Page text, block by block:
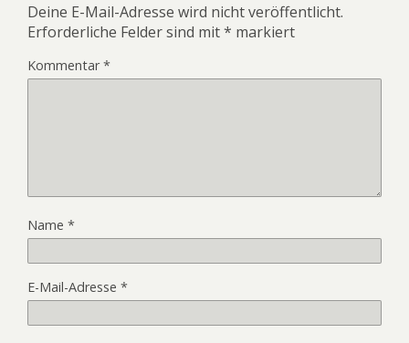
Deine E-Mail-Adresse wird nicht veröffentlicht.
Erforderliche Felder sind mit* markiert
Kommentar*
Name *
E-Mail-Adresse *